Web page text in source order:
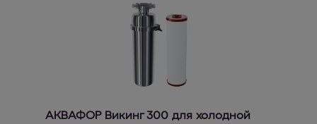
АКВАФОР Викинг 300 для холодной